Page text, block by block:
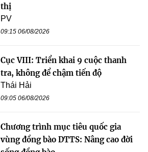
thị
PV
09:15 06/08/2026
Cục VIII: Triển khai 9 cuộc thanh
tra, không để chậm tiến độ
Thái Hải
09:05 06/08/2026
Chương trình mục tiêu quốc gia
vùng đồng bào DTTS: Nâng cao đời